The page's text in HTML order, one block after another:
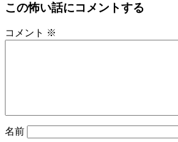
この怖い話にコメントする
コメント ※
名前